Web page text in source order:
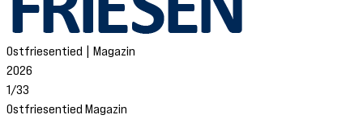
Ostfriesentied | Magazin
2026
1/33
Ostfriesentied Magazin